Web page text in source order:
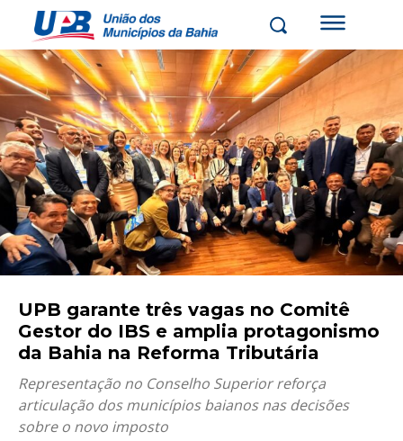
UPB garante três vagas no Comitê
Gestor do IBS e amplia protagonismo
da Bahia na Reforma Tributária
Representação no Conselho Superior reforça
articulação dos municípios baianos nas decisões
sobre o novo imposto